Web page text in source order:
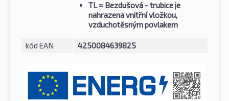
TL= Bezdušová - trubice je
nahrazena vnitřní vložkou,
vzduchotěsným povlakem
kód EAN 4250084639825